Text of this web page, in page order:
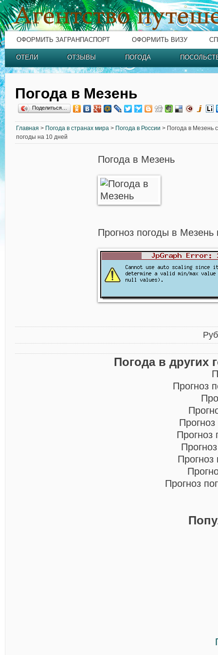
ОФОРМИТЬ ЗАГРАНПАСПОРТ ОФОРМИТЬ ВИЗУ
ОТЕЛИ ОТЗЫВЫ ПОГОДА
Погода в Мезень
Поделиться…
Главная > Погода в странах мира > Погода в России > Погода в Мезень
погоды на 10 дней
Погода в Мезень
Прогноз погоды в Мезень
Погода в других
Прогноз
Прогноз
Прогноз